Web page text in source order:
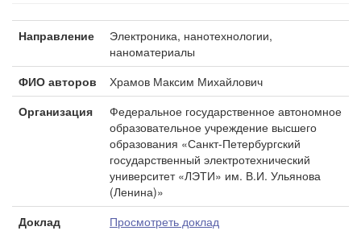
Направление
Электроника, нанотехнологии,
наноматериалы
ФИО авторов
Храмов Максим Михайлович
Организация
Федеральное государственное автономное
образовательное учреждение высшего
образования «Санкт-Петербургский
государственный электротехнический
университет «ЛЭТИ» им. В.И. Ульянова
(Ленина)»
Доклад
Просмотреть доклад